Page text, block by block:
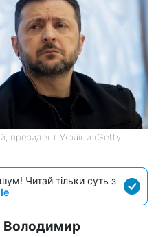
президент України (Getty
Читай тільки суть з
Володимир